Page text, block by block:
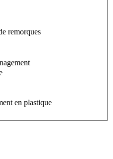
remorques
en plastique